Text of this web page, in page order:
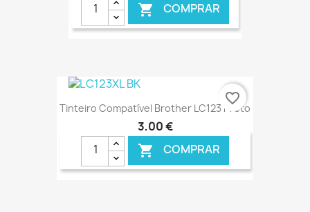
 COMPRAR
€ ONLINE
Tinteiro Compatível Brother LC123 Preto
3,00 €
 COMPRAR
favorite_border